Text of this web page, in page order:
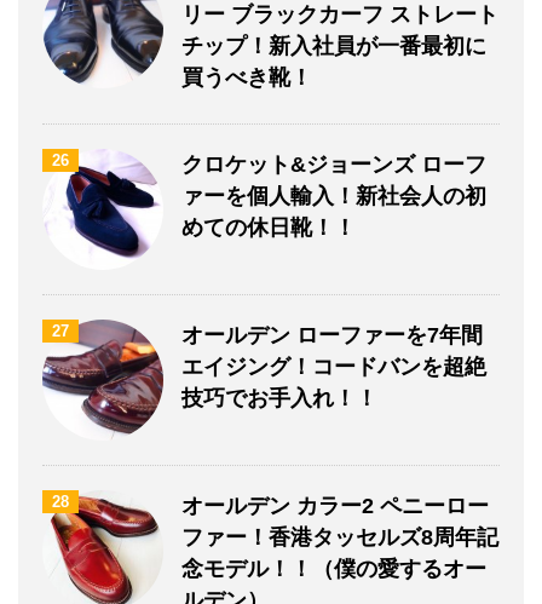
リー ブラックカーフ ストレート
チップ！新入社員が一番最初に
買うべき靴！
26
クロケット&ジョーンズ ローフ
ァーを個人輸入！新社会人の初
めての休日靴！！
27
オールデン ローファーを7年間
エイジング！コードバンを超絶
技巧でお手入れ！！
28
オールデン カラー2 ペニーロー
ファー！香港タッセルズ8周年記
念モデル！！（僕の愛するオー